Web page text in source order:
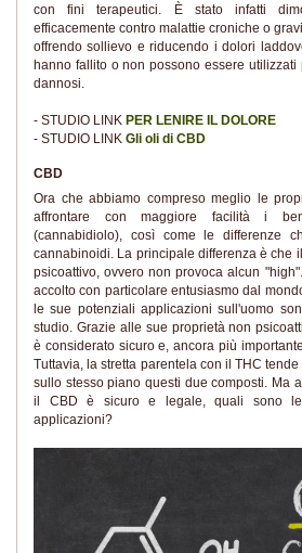
con fini terapeutici. È stato infatti
efficacemente contro malattie croniche o
offrendo sollievo e riducendo i dolori
hanno fallito o non possono essere utilizzati
dannosi.
- STUDIO LINK PER LENIRE IL DOLORE
- STUDIO LINK Gli oli di CBD
CBD
Ora che abbiamo compreso meglio le
affrontare con maggiore facilità i
(cannabidiolo), così come le differenze
cannabinoidi. La principale differenza è che
psicoattivo, ovvero non provoca alcun
accolto con particolare entusiasmo dal
le sue potenziali applicazioni sull'uomo
studio. Grazie alle sue proprietà non
è considerato sicuro e, ancora più
Tuttavia, la stretta parentela con il THC
sullo stesso piano questi due composti. Ma
il CBD è sicuro e legale, quali sono
applicazioni?